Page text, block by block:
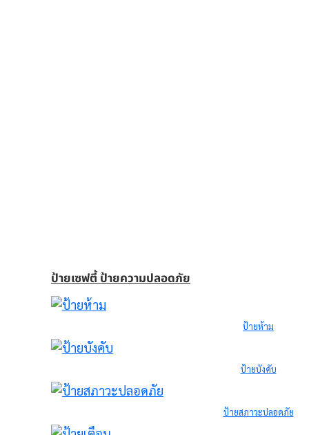
ป้ายเซฟตี้ ป้ายความปลอดภัย
ป้ายห้าม
ป้ายบังคับ
ป้ายสภาวะปลอดภัย